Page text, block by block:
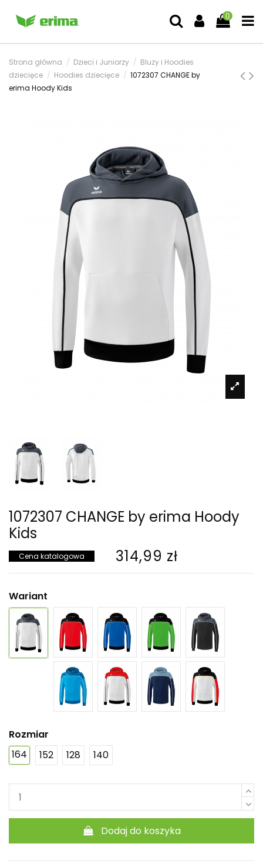
0
Strona główna Dzieci i Juniorzy
Bluzy i Hoodies
dziecięce
Hoodies dziecięce
1072307 CHANGE by
erima Hoody Kids
1072307 CHANGE by erima Hoody
Kids
Cena katalogowa 314,99 zł
Wariant
Rozmiar
164
152 128 140
Dodaj do koszyka